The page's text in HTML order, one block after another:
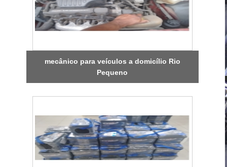
mecânico para veículos a domicílio Rio
Pequeno